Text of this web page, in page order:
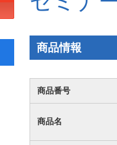
商品情報
商品番号
商品名